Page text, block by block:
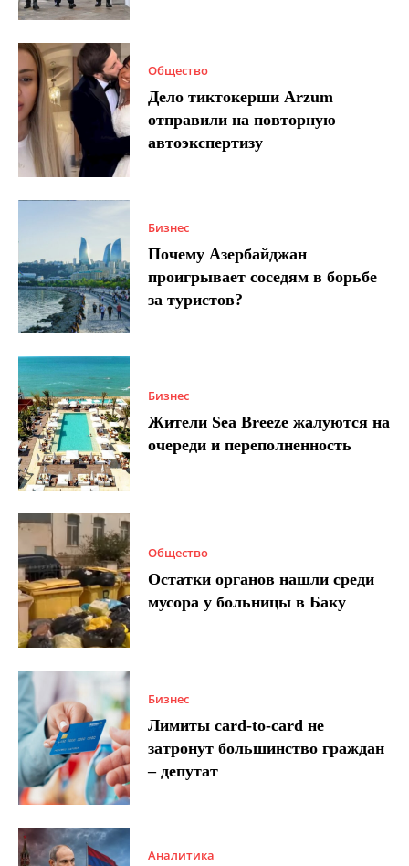
Общество
Дело тиктокерши Arzum
отправили на повторную
автоэкспертизу
Бизнес
Почему Азербайджан
проигрывает соседям в борьбе
за туристов?
Бизнес
Жители Sea Breeze жалуются на
очереди и переполненность
Общество
Остатки органов нашли среди
мусора у больницы в Баку
Бизнес
Лимиты card-to-card не
затронут большинство граждан
– депутат
Аналитика